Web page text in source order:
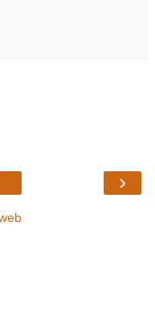
›